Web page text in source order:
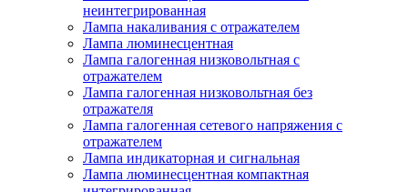
неинтегрированная
Лампа накаливания с отражателем
Лампа люминесцентная
Лампа галогенная низковольтная с
отражателем
Лампа галогенная низковольтная без
отражателя
Лампа галогенная сетевого напряжения с
отражателем
Лампа индикаторная и сигнальная
Лампа люминесцентная компактная